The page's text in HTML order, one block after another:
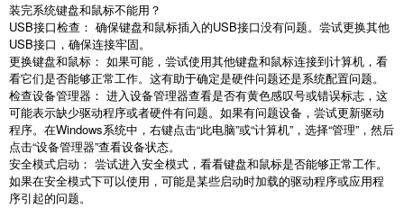
装完系统键盘和鼠标不能用？
USB接口检查： 确保键盘和鼠标插入的USB接口没有问题。尝试更换其他
USB接口，确保连接牢固。
更换键盘和鼠标： 如果可能，尝试使用其他键盘和鼠标连接到计算机，看
看它们是否能够正常工作。这有助于确定是硬件问题还是系统配置问题。
检查设备管理器： 进入设备管理器查看是否有黄色感叹号或错误标志，这
可能表示缺少驱动程序或者硬件有问题。如果有问题设备，尝试更新驱动
程序。在Windows系统中，右键点击“此电脑”或“计算机” ，选择“管理” ，然后
点击“设备管理器”查看设备状态。
安全模式启动： 尝试进入安全模式，看看键盘和鼠标是否能够正常工作。
如果在安全模式下可以使用，可能是某些启动时加载的驱动程序或应用程
序引起的问题。